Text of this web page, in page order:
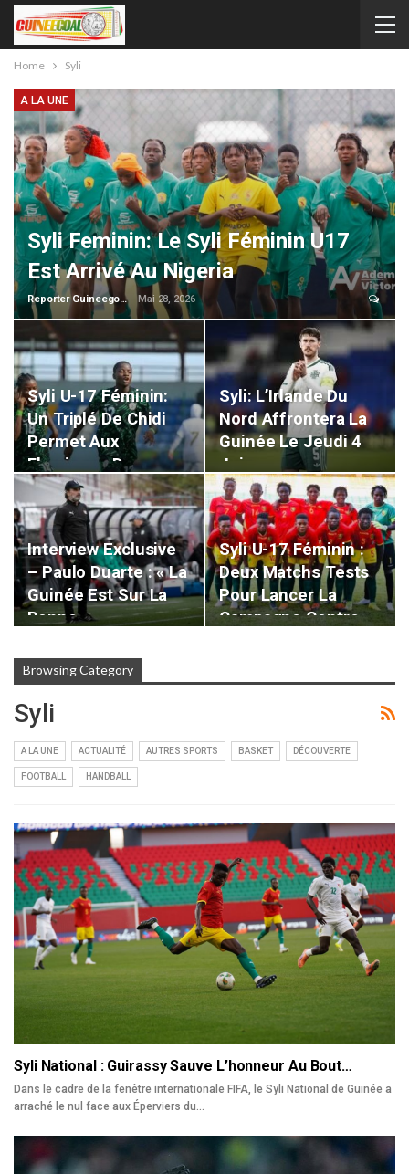
Home Syli
A LA UNE
Syli Feminin: Le Syli Féminin U17
Est Arrivé Au Nigeria
Reporter Guineegoal Mai 28, 2026
Syli U-17 Féminin:
Un Triplé De Chidi
Permet Aux
Flamingos De…
Syli: L’Irlande Du
Nord Affrontera La
Guinée Le Jeudi 4
Juin…
Interview Exclusive
– Paulo Duarte : « La
Guinée Est Sur La
Bonne…
Syli U-17 Féminin :
Deux Matchs Tests
Pour Lancer La
Campagne Contre…
Browsing Category
Syli
A LA UNE ACTUALITÉ AUTRES SPORTS BASKET DÉCOUVERTE
FOOTBALL HANDBALL
Syli National : Guirassy Sauve L’honneur Au Bout…
Dans le cadre de la fenêtre internationale FIFA, le Syli National de Guinée a
arraché le nul face aux Éperviers du…